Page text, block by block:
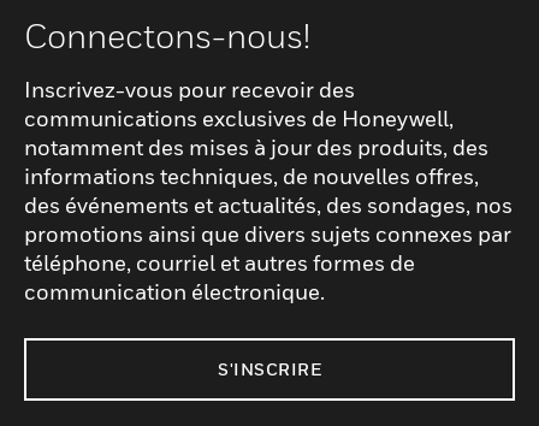
Connectons-nous!
Inscrivez-vous pour recevoir des
communications exclusives de Honeywell,
notamment des mises à jour des produits, des
informations techniques, de nouvelles offres,
des événements et actualités, des sondages, nos
promotions ainsi que divers sujets connexes par
téléphone, courriel et autres formes de
communication électronique.
S'INSCRIRE